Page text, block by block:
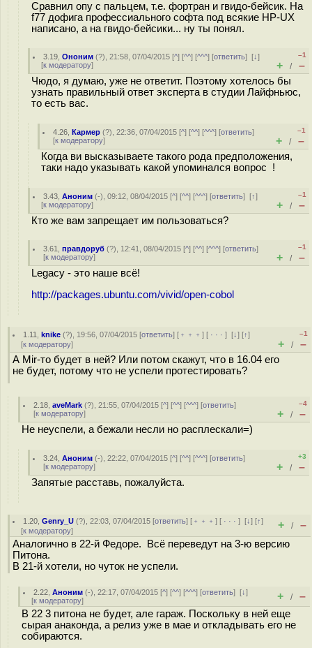
Сравнил опу с пальцем, т.е. фортран и гвидо-бейсик. На
f77 дофига профессиального софта под всякие HP-UX
написано, а на гвидо-бейсики... ну ты понял.
3.19 ,Ононим (?), 21:58, 07/04/2015 [^] [^^] [^^^] [ответить][↓]
[к модератору]
–1
+ / –
Чюдо, я думаю, уже не ответит. Поэтому хотелось бы
узнать правильный ответ эксперта в студии Лайфньюс,
то есть вас.
4.26 ,Кармер (?), 22:36, 07/04/2015 [^] [^^] [^^^] [ответить]
[к модератору]
–1
+ / –
Когда ви высказываете такого рода предположения,
таки надо указывать какой упоминался вопрос !
3.43 ,Аноним (-), 09:12, 08/04/2015 [^] [^^] [^^^] [ответить][↑]
[к модератору]
–1
+ / –
Кто же вам запрещает им пользоваться?
3.61 ,правдоруб (?), 12:41, 08/04/2015 [^] [^^] [^^^] [ответить]
[к модератору]
–1
+ / –
Legacy - это наше всё!
http://packages.ubuntu.com/vivid/open-cobol
1.11 ,knike (?), 19:56, 07/04/2015 [ответить] [ ﹢﹢﹢] [ · · ·][↓] [↑]
[к модератору]
–1
+ / –
А Mir-то будет в ней? Или потом скажут, что в 16.04 его
не будет, потому что не успели протестировать?
2.18 ,aveMark (?), 21:55, 07/04/2015 [^] [^^] [^^^] [ответить]
[к модератору]
–4
+ / –
Не неуспели, а бежали несли но расплескали=)
3.24 ,Аноним (-), 22:22, 07/04/2015 [^] [^^] [^^^] [ответить]
[к модератору]
+3
+ / –
Запятые расставь, пожалуйста.
1.20 ,Genry_U (?), 22:03, 07/04/2015 [ответить] [ ﹢﹢﹢] [ · · ·][↓] [↑]
[к модератору] + / –
Аналогично в 22-й Федоре. Всё переведут на 3-ю версию
Питона.
В 21-й хотели, но чуток не успели.
2.22 ,Аноним (-), 22:17, 07/04/2015 [^] [^^] [^^^] [ответить][↓]
[к модератору] + / –
В 22 3 питона не будет, але гараж. Поскольку в ней еще
сырая анаконда, а релиз уже в мае и откладывать его не
собираются.